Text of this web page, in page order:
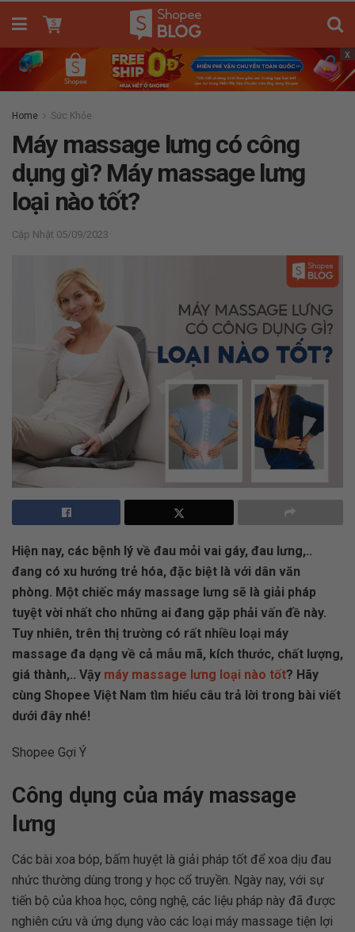
x
Home Sức Khỏe
Máy massage lưng có công
dụng gì? Máy massage lưng
loại nào tốt?
05/09/2023
Hiện nay, các bệnh lý về đau mỏi vai gáy, đau lưng,..
đang có xu hướng trẻ hóa, đặc biệt là với dân văn
phòng. Một chiếc máy massage lưng sẽ là giải pháp
tuyệt vời nhất cho những ai đang gặp phải vấn đề này.
Tuy nhiên, trên thị trường có rất nhiều loại máy
massage đa dạng về cả mẫu mã, kích thước, chất lượng,
giá thành,.. Vậy máy massage lưng loại nào tốt? Hãy
cùng Shopee Việt Nam tìm hiểu câu trả lời trong bài viết
dưới đây nhé!
Shopee Gợi Ý
Công dụng của máy massage
lưng
Các bài xoa bóp, bấm huyệt là giải pháp tốt để xoa dịu đau
nhức thường dùng trong y học cổ truyền. Ngày nay, với sự
tiến bộ của khoa học, công nghệ, các liệu pháp này đã được
nghiên cứu và ứng dụng vào các loại máy massage tiện lợi